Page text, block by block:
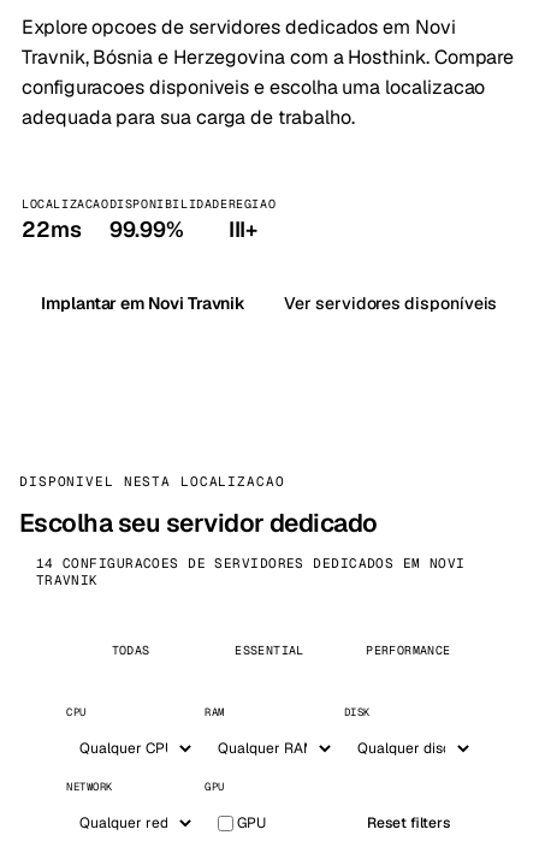
Explore opcoes de servidores dedicados em Novi
Travnik, Bósnia e Herzegovina com a Hosthink. Compare
configuracoes disponiveis e escolha uma localizacao
adequada para sua carga de trabalho.
LOCALIZACAO
22ms
DISPONIBILIDADE
99.99%
REGIAO
III+
Implantar em Novi Travnik Ver servidores disponíveis
DISPONIVEL NESTA LOCALIZACAO
Escolha seu servidor dedicado
14 CONFIGURACOES DE SERVIDORES DEDICADOS EM NOVI
TRAVNIK
TODAS ESSENTIAL PERFORMANCE
CPU RAM DISK
NETWORK GPU
GPU Reset filters